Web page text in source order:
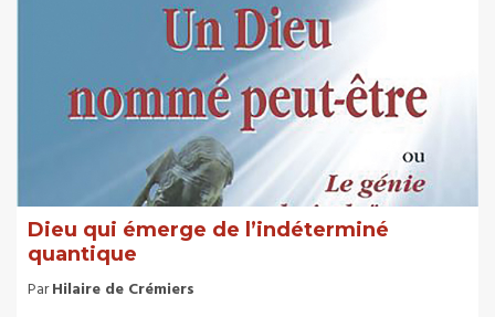
Dieu qui émerge de l’indéterminé
quantique
ParHilaire de Crémiers